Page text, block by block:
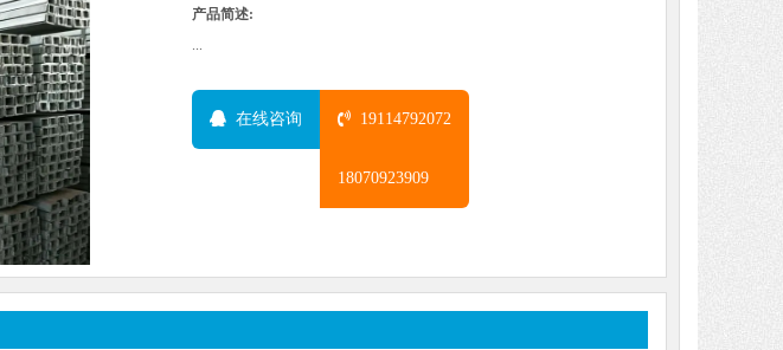
产品简述:
...
在线咨询 19114792072
18070923909